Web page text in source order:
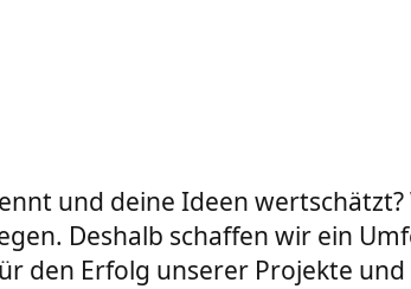
und deine Ideen
Deshalb schaffen wir ein
den Erfolg unserer Projekte